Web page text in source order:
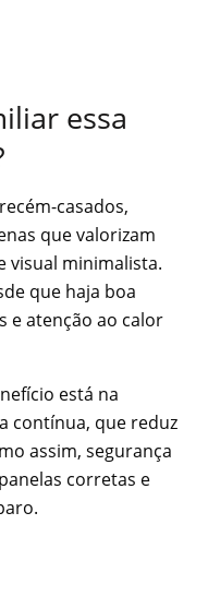
essa
casados,
que valorizam
visual minimalista.
que haja boa
e atenção ao calor
está na
contínua, que reduz
assim, segurança
corretas e